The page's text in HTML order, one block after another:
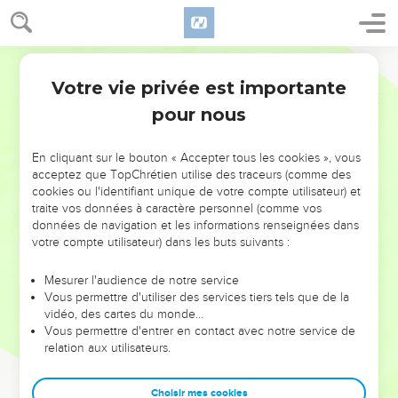
NE MANQUEZ PAS L’ÉVÉNEMENT
DE L’ANNÉE !
ET SI LEURS ERREURS POUVAIENT VOUS ÉVITER LES
VOTRES ?
leur foi ou leur vision. Mais on voit moins les doutes, les erreurs
et les saisons difficiles qu'ils ont traversés, alors même que ce
sont elles qui les ont façonnés.
Dans cette conférence, leaders, entrepreneurs, et responsables
clés pour avancer avec plus de sagesse afin que leurs erreurs
Votre vie privée est importante
pour nous
En cliquant sur le bouton « Accepter tous les cookies », vous
acceptez que TopChrétien utilise des traceurs (comme des
cookies ou l'identifiant unique de votre compte utilisateur) et
traite vos données à caractère personnel (comme vos
données de navigation et les informations renseignées dans
votre compte utilisateur) dans les buts suivants :
Mesurer l'audience de notre service
Vous permettre d'utiliser des services tiers tels que de la
vidéo, des cartes du monde…
Vous permettre d'entrer en contact avec notre service de
relation aux utilisateurs.
Choisir mes cookies